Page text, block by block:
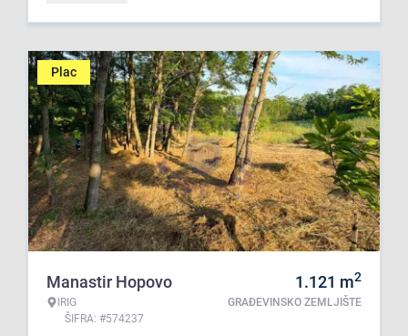
Plac
Manastir Hopovo
IRIG
ŠIFRA: #574237
1.121 m2
GRAĐEVINSKO ZEMLJIŠTE